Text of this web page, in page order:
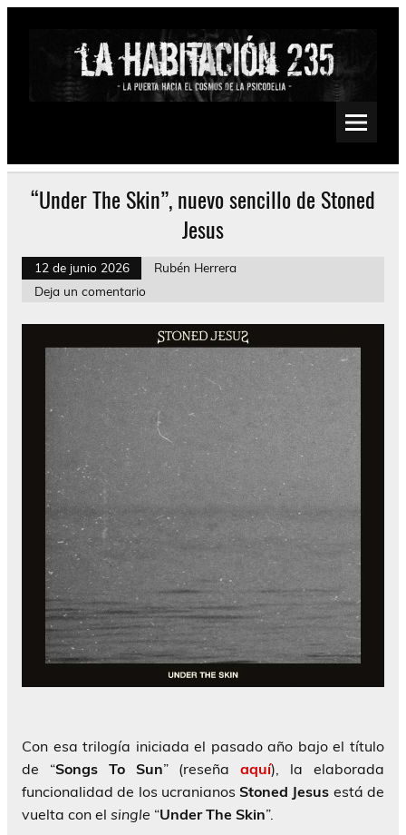
Saltar
Psychedelic, Stoner, Doom, Sludge, Fuzz, Space, Drone
“Under The Skin”, nuevo sencillo de Stoned
Jesus
12 de junio 2026
Rubén Herrera
Deja un comentario
Con esa trilogía iniciada el pasado año bajo el título
de “Songs To Sun” (reseñaaquí), la elaborada
funcionalidad de los ucranianosStoned Jesus está de
vuelta con el single “Under The Skin”.